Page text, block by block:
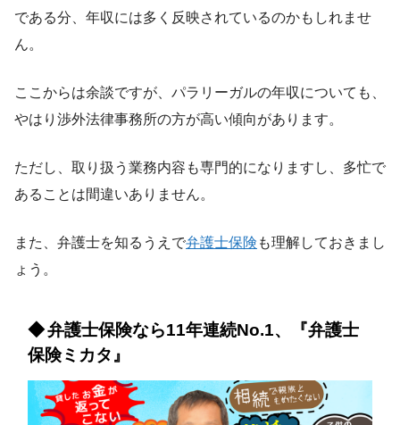
である分、年収には多く反映されているのかもしれませ
ん。
ここからは余談ですが、パラリーガルの年収についても、
やはり渉外法律事務所の方が高い傾向があります。
ただし、取り扱う業務内容も専門的になりますし、多忙で
あることは間違いありません。
また、弁護士を知るうえで弁護士保険 も理解しておきまし
ょう。
弁護士保険なら11年連続No.1、『弁護士
保険ミカタ』